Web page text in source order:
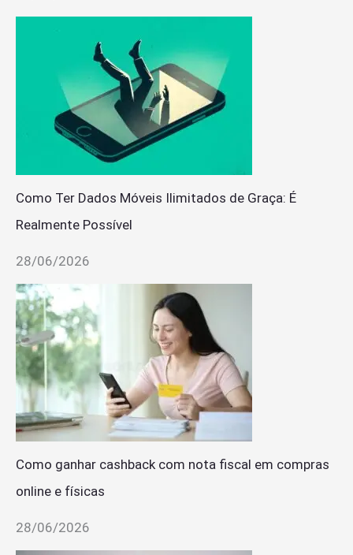
Como Ter Dados Móveis Ilimitados de Graça: É
Realmente Possível
28/06/2026
Como ganhar cashback com nota fiscal em compras
online e físicas
28/06/2026